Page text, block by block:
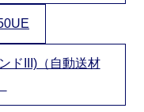
ドIII)（自動送材